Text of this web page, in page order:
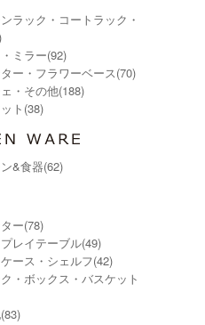
ラック・コートラック・
ミラー(92)
ー・フラワーベース(70)
・その他(188)
ト(38)
&食器(62)
ー(78)
レイテーブル(49)
ース・シェルフ(42)
・ボックス・バスケット